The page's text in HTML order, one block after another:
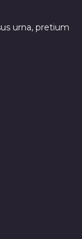
urna, pretium